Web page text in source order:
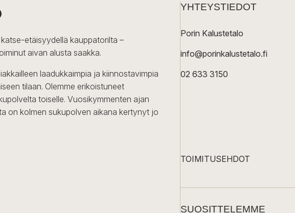
etäisyydellä kauppatorilta –
aivan alusta saakka.
laadukkaimpia ja kiinnostavimpia
tilaan. Olemme erikoistuneet
toiselle. Vuosikymmenten ajan
on kolmen sukupolven aikana kertynyt jo
YHTEYSTIEDOT
Porin Kalustetalo
info@porinkalustetalo.fi
02 633 3150
TOIMITUSEHDOT
SUOSITTELEMME